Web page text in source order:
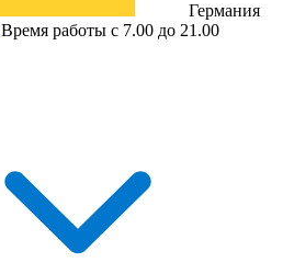
Германия
Время работы с 7.00 до 21.00